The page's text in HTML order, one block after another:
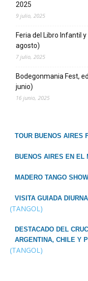
2025
9 julio, 2025
Feria del Libro Infantil
agosto)
7 julio, 2025
Bodegonmania Fest,
junio)
16 junio, 2025
TOUR BUENOS AIRES
BUENOS AIRES EN EL
MADERO TANGO
VISITA GUIADA
(TANGOL)
DESTACADO DEL
ARGENTINA, CHILE Y
(TANGOL)